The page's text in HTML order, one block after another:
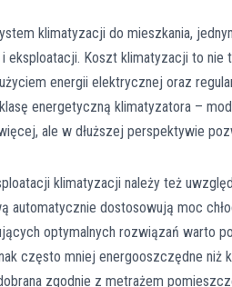
klimatyzacji do mieszkania,
eksploatacji. Koszt klimatyzacji to nie
energii elektrycznej oraz
energetyczną klimatyzatora –
ale w dłuższej perspektywie
klimatyzacji należy też
automatycznie dostosowują moc
optymalnych rozwiązań warto
często mniej energooszczędne niż
zgodnie z metrażem